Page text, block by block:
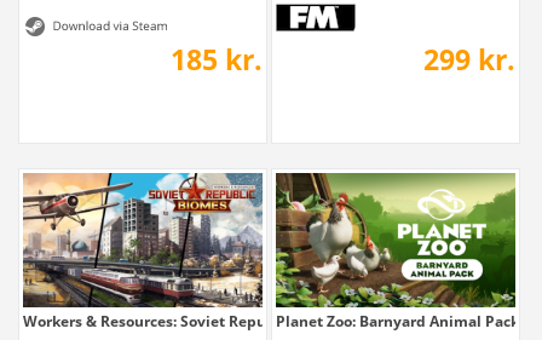
185 kr. 299 kr.
Workers & Resources: Soviet Republic - BiomesPlanet Zoo: Barnyard Animal Pack